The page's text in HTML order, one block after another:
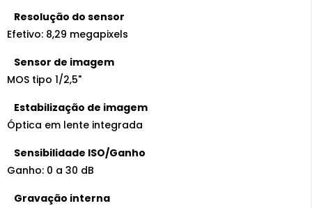
Resolução do sensor
Efetivo: 8,29 megapixels
Sensor de imagem
MOS tipo 1/2,5"
Estabilização de imagem
Óptica em lente integrada
Sensibilidade ISO/Ganho
Ganho: 0 a 30 dB
Gravação interna